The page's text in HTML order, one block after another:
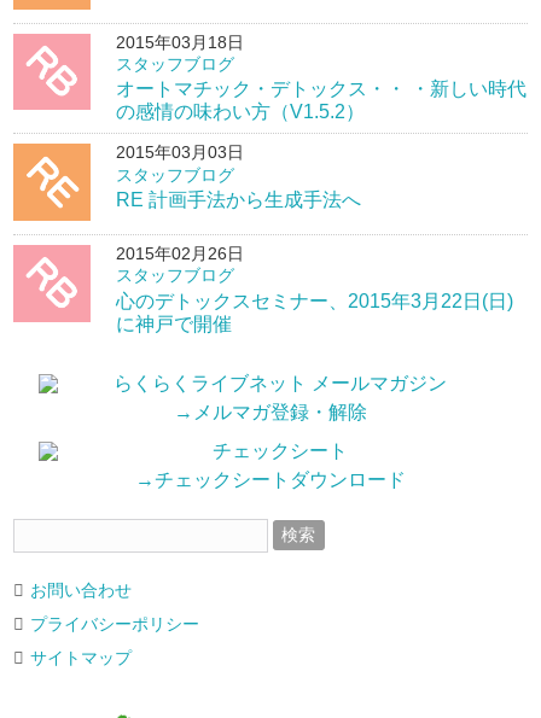
2015年03月18日
スタッフブログ
オートマチック・デトックス・・ ・新しい時代
の感情の味わい方（V1.5.2）
2015年03月03日
スタッフブログ
RE 計画手法から生成手法へ
2015年02月26日
スタッフブログ
心のデトックスセミナー、2015年3月22日(日)
に神戸で開催
→メルマガ登録・解除
→チェックシートダウンロード
お問い合わせ
プライバシーポリシー
サイトマップ